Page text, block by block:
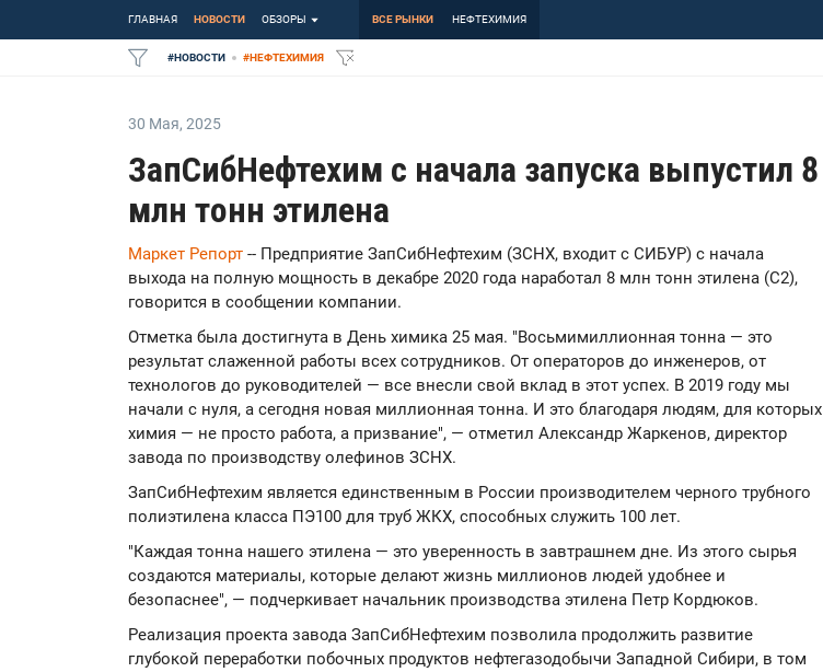
ГЛАВНАЯ НОВОСТИ ОБЗОРЫ ВСЕ РЫНКИ НЕФТЕХИМИЯ
#НОВОСТИ #НЕФТЕХИМИЯ
30 Мая, 2025
ЗапСибНефтехим с начала запуска выпустил 8
млн тонн этилена
Маркет Репорт -- Предприятие ЗапСибНефтехим (ЗСНХ, входит с СИБУР) с начала
выхода на полную мощность в декабре 2020 года наработал 8 млн тонн этилена (С2),
говорится в сообщении компании.
Отметка была достигнута в День химика 25 мая. "Восьмимиллионная тонна — это
результат слаженной работы всех сотрудников. От операторов до инженеров, от
технологов до руководителей — все внесли свой вклад в этот успех. В 2019 году мы
начали с нуля, а сегодня новая миллионная тонна. И это благодаря людям, для которых
химия — не просто работа, а призвание", — отметил Александр Жаркенов, директор
завода по производству олефинов ЗСНХ.
ЗапСибНефтехим является единственным в России производителем черного трубного
полиэтилена класса ПЭ100 для труб ЖКХ, способных служить 100 лет.
"Каждая тонна нашего этилена — это уверенность в завтрашнем дне. Из этого сырья
создаются материалы, которые делают жизнь миллионов людей удобнее и
безопаснее", — подчеркивает начальник производства этилена Петр Кордюков.
Реализация проекта завода ЗапСибНефтехим позволила продолжить развитие
глубокой переработки побочных продуктов нефтегазодобычи Западной Сибири, в том